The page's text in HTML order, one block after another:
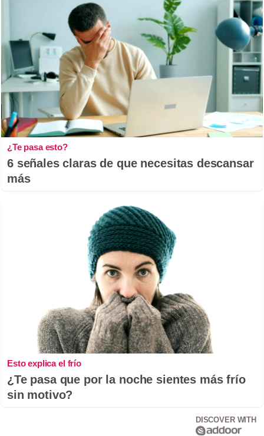
¿Te pasa esto?
6 señales claras de que necesitas descansar
más
Esto explica el frío
¿Te pasa que por la noche sientes más frío
sin motivo?
DISCOVER WITH